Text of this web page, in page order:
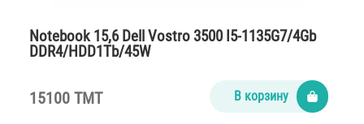
Notebook 15,6 Dell Vostro 3500 I5-1135G7/4Gb
DDR4/HDD1Tb/45W
15100 TMT В корзину